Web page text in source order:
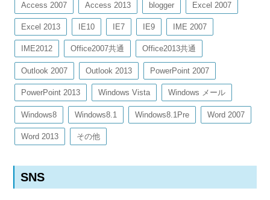
Access 2007 Access 2013 blogger Excel 2007
Excel 2013 IE10 IE7 IE9 IME 2007
IME2012 Office2007共通 Office2013共通
Outlook 2007 Outlook 2013 PowerPoint 2007
PowerPoint 2013 Windows Vista Windows メール
Windows8 Windows8.1 Windows8.1Pre Word 2007
Word 2013 その他
SNS